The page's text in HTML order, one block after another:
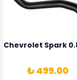
1628HN-
Alternatörü
Chevrolet Spark
₺ 499.00